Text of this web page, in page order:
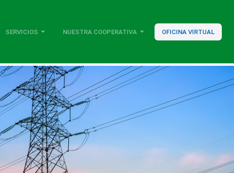
SERVICIOS NUESTRA COOPERATIVA OFICINA VIRTUAL